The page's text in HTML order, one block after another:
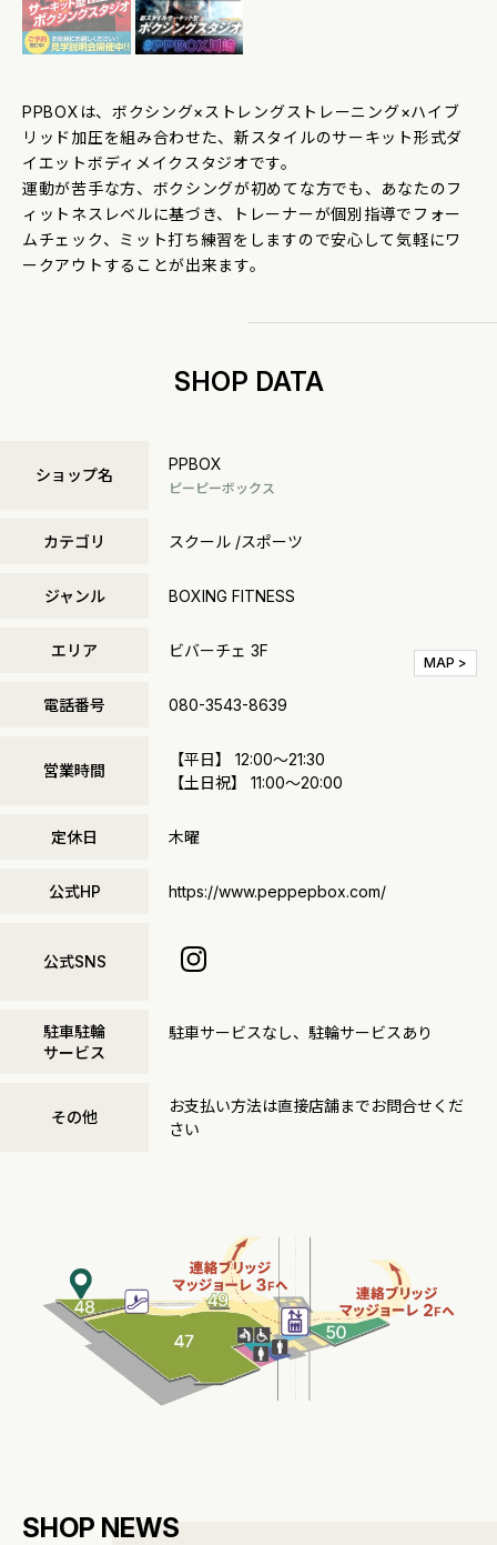
PPBOXは、ボクシング×ストレングストレーニング×ハイブ
リッド加圧を組み合わせた、新スタイルのサーキット形式ダ
イエットボディメイクスタジオです。
運動が苦手な方、ボクシングが初めてな方でも、あなたのフ
ィットネスレベルに基づき、トレーナーが個別指導でフォー
ムチェック、ミット打ち練習をしますので安心して気軽にワ
ークアウトすることが出来ます。
SHOP DATA
ショップ名
PPBOX
ピーピーボックス
カテゴリ スクール /スポーツ
ジャンル BOXING FITNESS
エリア ビバーチェ 3F
MAP >
電話番号 080-3543-8639
営業時間
【平日】 12:00～21:30
【土日祝】 11:00～20:00
定休日 木曜
公式HP https://www.peppepbox.com/
公式SNS
駐車駐輪
サービス
駐車サービスなし、駐輪サービスあり
その他
お支払い方法は直接店舗までお問合せくだ
さい
SHOP NEWS